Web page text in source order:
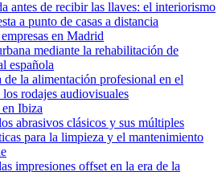
antes de recibir las llaves: el interiorismo
a punto de casas a distancia
en Madrid
mediante la rehabilitación de
española
la alimentación profesional en el
rodajes audiovisuales
Ibiza
abrasivos clásicos y sus múltiples
para la limpieza y el mantenimiento
impresiones offset en la era de la